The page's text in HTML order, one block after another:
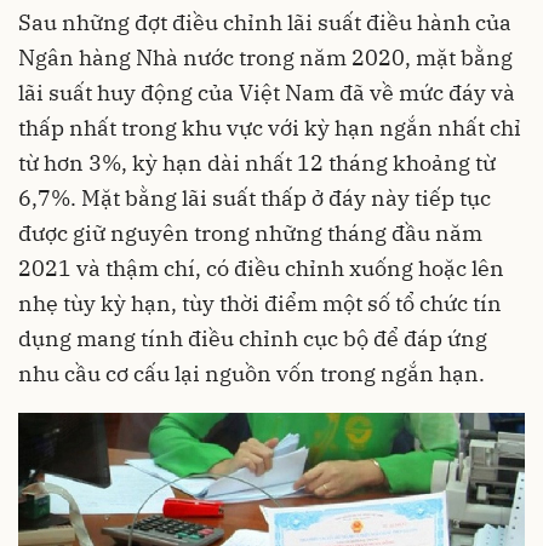
Sau những đợt điều chỉnh lãi suất điều hành của
Ngân hàng Nhà nước trong năm 2020, mặt bằng
lãi suất huy độngcủa Việt Nam đã về mức đáy và
thấp nhất trong khu vực với kỳ hạn ngắn nhất chỉ
từ hơn 3%, kỳ hạn dài nhất 12 tháng khoảng từ
6,7%. Mặt bằng lãi suất thấp ở đáy này tiếp tục
được giữ nguyên trong những tháng đầu năm
2021 và thậm chí, có điều chỉnh xuống hoặc lên
nhẹ tùy kỳ hạn, tùy thời điểm một số tổ chức tín
dụng mang tính điều chỉnh cục bộ để đáp ứng
nhu cầu cơ cấu lại nguồn vốn trong ngắn hạn.